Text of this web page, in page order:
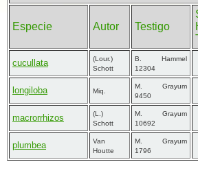
Especie Autor Testigo
cucullata
(Lour.)
Schott
B. Hammel
12304
longiloba Miq.
M. Grayum
9450
macrorrhizos
(L.)
Schott
M. Grayum
10692
plumbea
Van
Houtte
M. Grayum
1796